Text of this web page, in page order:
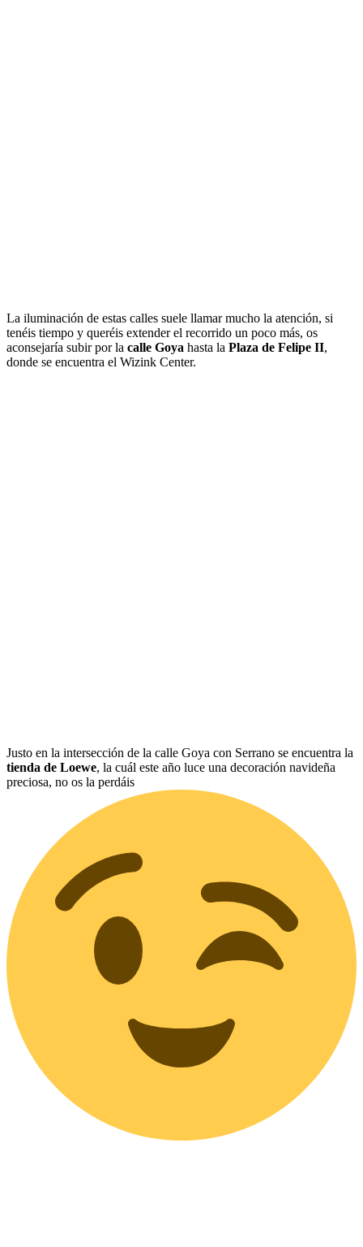
La iluminación de estas calles suele llamar mucho la atención, si
tenéis tiempo y queréis extender el recorrido un poco más, os
aconsejaría subir por la calle Goya hasta la Plaza de Felipe II,
donde se encuentra el Wizink Center.
Justo en la intersección de la calle Goya con Serrano se encuentra la
tienda de Loewe, la cuál este año luce una decoración navideña
preciosa, no os la perdáis